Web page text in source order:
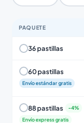
PAQUETE
36 pastillas
60 pastillas
Envío estándar gratis
88 pastillas
Envío express gratis